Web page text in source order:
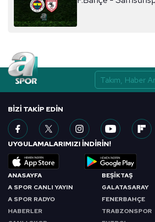
ilgili mevzuata uygun olarak kullanılan
almak için lütfen
tıklayınız
ANASAYFA
A SPOR CANLI YAYIN
A SPOR RADYO
HABERLER
BEŞİKTAŞ
GALATASARAY
FENERBAHÇE
TRABZONSPOR
BIZI TAKIP EDIN
UYGULAMALARIMIZI İNDİRİN!